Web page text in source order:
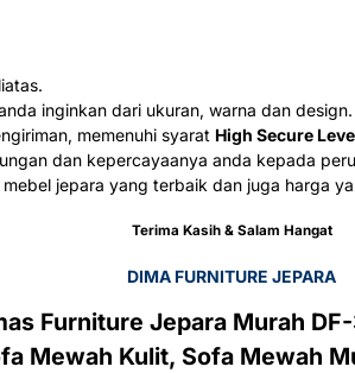
inginkan dari ukuran, warna dan design.
memenuhi syarat High Secure
dan kepercayaanya anda kepada
jepara yang terbaik dan juga harga
Terima Kasih & Salam Hangat
DIMA FURNITURE JEPARA
Furniture Jepara Murah
Mewah Kulit, Sofa Mewah